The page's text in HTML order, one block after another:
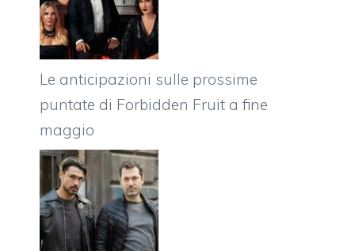
Le anticipazioni sulle prossime
puntate di Forbidden Fruit a fine
maggio